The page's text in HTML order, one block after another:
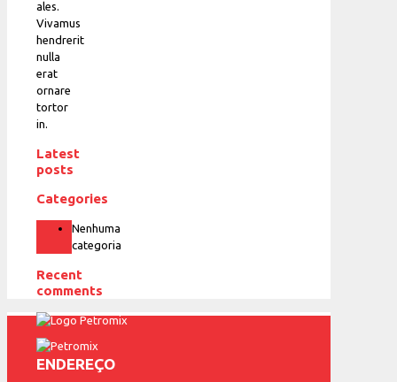
ales.
Vivamus
hendrerit
nulla
erat
ornare
tortor
in.
Latest
posts
Categories
Nenhuma
categoria
Recent
comments
ENDEREÇO